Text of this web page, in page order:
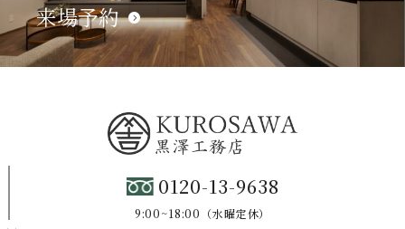
来場予約
0120-13-9638
9:00~18:00（水曜定休）